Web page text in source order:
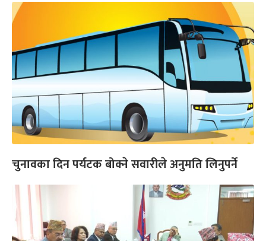
चुनावका दिन पर्यटक बोक्ने सवारीले अनुमति लिनुपर्ने